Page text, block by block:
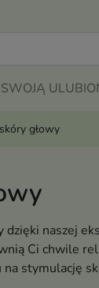
głowy
naszej
Ci chwile
stymulację